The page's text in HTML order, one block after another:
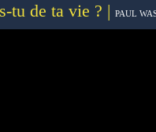
tu de ta vie ? | PAUL